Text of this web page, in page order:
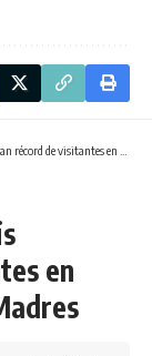
en celebración del Día de las Madres
en